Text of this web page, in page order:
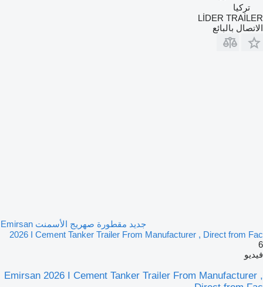
تركيا
LİDER TRAİLER
الاتصال بالبائع
جديد مقطورة صهريج الأسمنت Emirsan
2026 I Cement Tanker Trailer From Manufacturer , Direct from Fac
6
فيديو
Emirsan 2026 I Cement Tanker Trailer From Manufacturer ,